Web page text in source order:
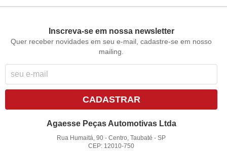
Inscreva-se em nossa newsletter
Quer receber novidades em seu e-mail, cadastre-se em nosso
mailing.
CADASTRAR
Agaesse Peças Automotivas Ltda
Rua Humaitá, 90 -Centro, Taubaté -SP
CEP: 12010-750